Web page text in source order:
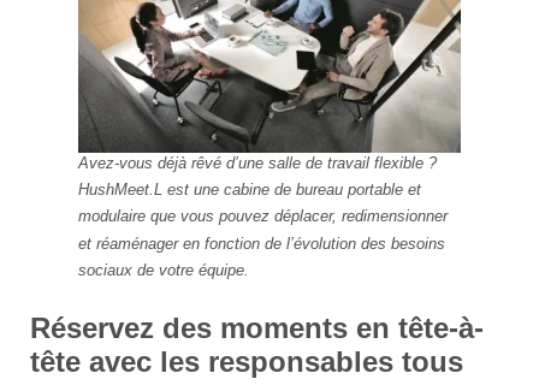
Avez-vous déjà rêvé d’une salle de travail flexible ?
HushMeet.L est une cabine de bureau portable et
modulaire que vous pouvez déplacer, redimensionner
et réaménager en fonction de l’évolution des besoins
sociaux de votre équipe.
Réservez des moments en tête-à-
tête avec les responsables tous